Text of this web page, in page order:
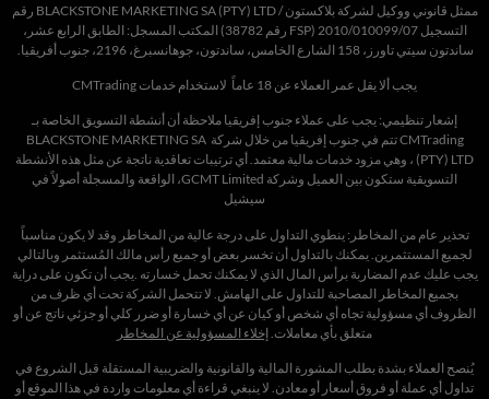
ممثل قانوني ووكيل لشركة بلاكستون/
BLACKSTONE MARKETING SA (PTY) LTD رقم
التسجيل 2010/010099/07 (
FSP رقم 38782) المكتب المسجل: الطابق الرابع عشر،
ساندتون سيتي تاورز ، 158 الشارع الخامس، ساندتون، جوهانسبرغ، 2196، جنوب أفريقيا.
يجب ألا يقل عمر العملاء عن 18 عاماً لاستخدام خدمات CMTrading
إشعار تنظيمي: يجب على عملاء جنوب إفريقيا ملاحظة أن أنشطة التسويق الخاصة بـ
CMTrading تتم في جنوب إفريقيا من خلال شركة BLACKSTONE MARKETING SA
(PTY) LTD ، وهي مزود خدمات مالية معتمد. أي ترتيبات تعاقدية ناتجة عن مثل هذه الأنشطة
التسويقية ستكون بين العميل وشركة GCMT Limited، الواقعة والمسجلة أصولاً في
سيشيل
تحذير عام من المخاطر: ينطوي التداول على درجة عالية من المخاطر وقد لا يكون مناسباً
لجميع المستثمرين. يمكنك بالتداول أن تخسر بعض أو جميع رأس مالك المُستثمر وبالتالي
يجب عليك عدم المضاربة برأس المال الذي لا يمكنك تحمل خسارته .يجب أن تكون على دراية
بجميع المخاطر المصاحبة للتداول على الهامش. لا تتحمل الشركة تحت أي ظرف من
الظروف أي مسؤولية تجاه أي شخص أو كيان عن أي خسارة أو ضرر كلي أو جزئي ناتج عن أو
متعلق بأي معاملات. إخلاء المسؤولية عن المخاطر
يُنصح العملاء بشدة بطلب المشورة المالية والقانونية والضريبية المستقلة قبل الشروع في
تداول أي عملة أو فروق أسعار أو معادن. لا ينبغي قراءة أي معلومات واردة في هذا الموقع أو